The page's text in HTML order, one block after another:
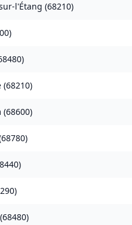
l'Étang (68210)
)
)
(68210)
(68600)
68780)
)
)
68480)